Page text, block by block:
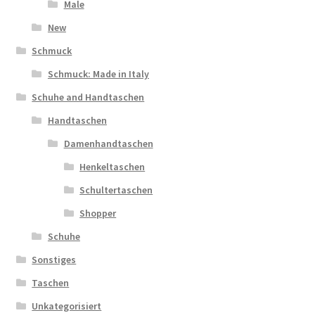
Male
New
Schmuck
Schmuck: Made in Italy
Schuhe and Handtaschen
Handtaschen
Damenhandtaschen
Henkeltaschen
Schultertaschen
Shopper
Schuhe
Sonstiges
Taschen
Unkategorisiert